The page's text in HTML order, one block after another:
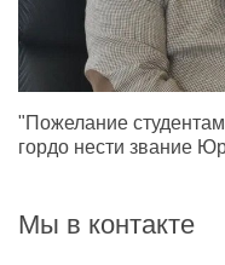
"Пожелание
гордо нести звание
Мы в контакте